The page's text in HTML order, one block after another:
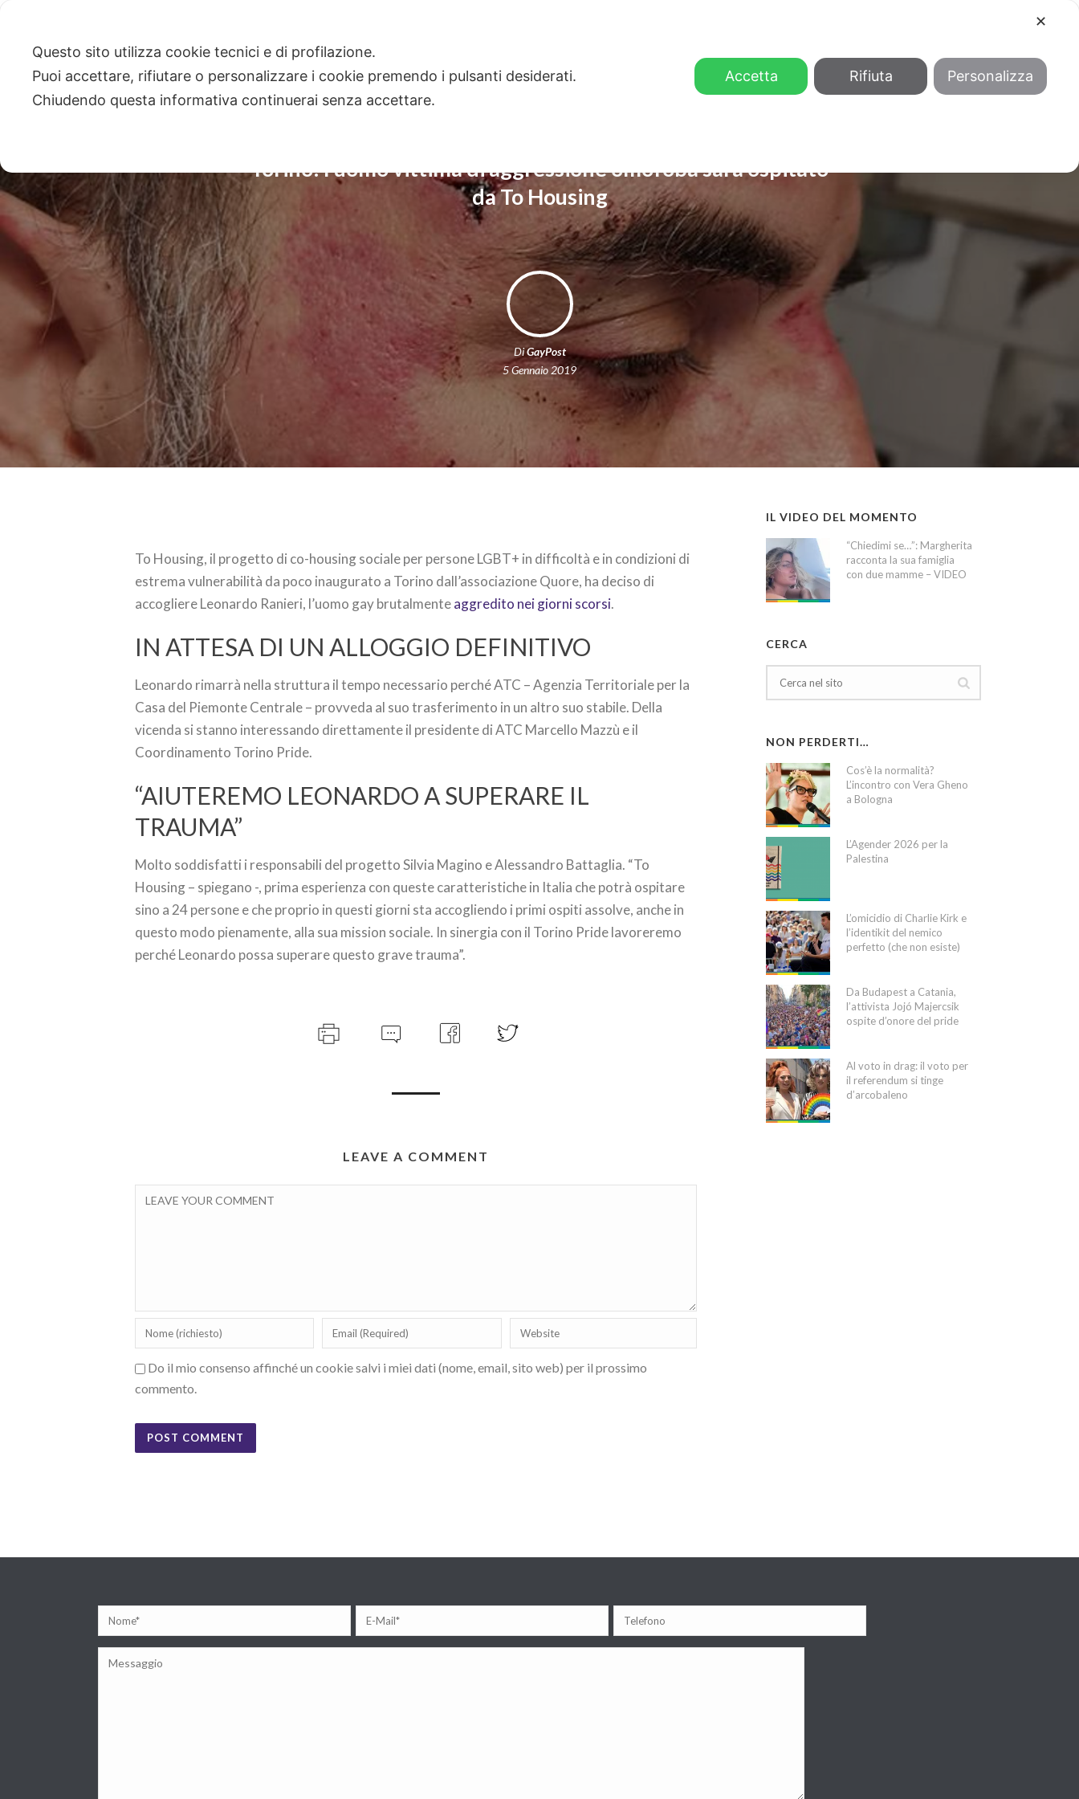
Torino: l’uomo vittima di aggressione omofoba sarà ospitato
da To Housing
DiGayPost
5 Gennaio 2019
To Housing, il progetto di co-housing sociale per persone LGBT+ in difficoltà e in condizioni di
estrema vulnerabilità da poco inaugurato a Torino dall’associazione Quore, ha deciso di
accogliere Leonardo Ranieri, l’uomo gay brutalmenteaggredito nei giorni scorsi.
IN ATTESA DI UN ALLOGGIO DEFINITIVO
Leonardo rimarrà nella struttura il tempo necessario perché ATC – Agenzia Territoriale per la
Casa del Piemonte Centrale – provveda al suo trasferimento in un altro suo stabile. Della
vicenda si stanno interessando direttamente il presidente di ATC Marcello Mazzù e il
Coordinamento Torino Pride.
“AIUTEREMO LEONARDO A SUPERARE IL
TRAUMA”
Molto soddisfatti i responsabili del progetto Silvia Magino e Alessandro Battaglia. “To
Housing – spiegano -, prima esperienza con queste caratteristiche in Italia che potrà ospitare
sino a 24 persone e che proprio in questi giorni sta accogliendo i primi ospiti assolve, anche in
questo modo pienamente, alla sua mission sociale. In sinergia con il Torino Pride lavoreremo
perché Leonardo possa superare questo grave trauma”.
LEAVE A COMMENT
Do il mio consenso affinché un cookie salvi i miei dati (nome, email, sito web) per il prossimo
commento.
IL VIDEO DEL MOMENTO
“Chiedimi se…”: Margherita
racconta la sua famiglia
con due mamme – VIDEO
CERCA
NON PERDERTI…
Cos’è la normalità?
L’incontro con Vera Gheno
a Bologna
L’Agender 2026 per la
Palestina
L’omicidio di Charlie Kirk e
l’identikit del nemico
perfetto (che non esiste)
Da Budapest a Catania,
l’attivista Jojó Majercsik
ospite d’onore del pride
Al voto in drag: il voto per
il referendum si tinge
d’arcobaleno
✕
Questo sito utilizza cookie tecnici e di profilazione.
Puoi accettare, rifiutare o personalizzare i cookie premendo i pulsanti desiderati.
Chiudendo questa informativa continuerai senza accettare.
Accetta Rifiuta Personalizza